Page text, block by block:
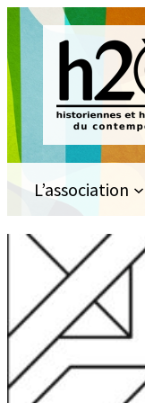
Aller
au
contenu
L’association